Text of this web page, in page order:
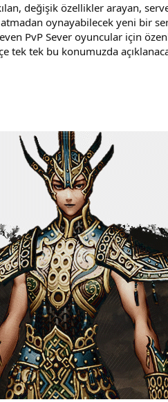
değişik özellikler arayan,
oynayabilecek yeni bir
PvP Sever oyuncular için
tek bu konumuzda